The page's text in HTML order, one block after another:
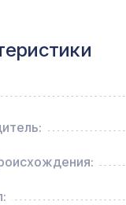
100x16x2400
Тигре, 0,91 x 5,5